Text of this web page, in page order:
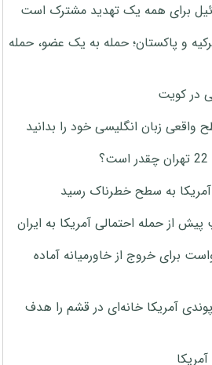
برای همه یک تهدید مشترک است
و پاکستان؛ حمله به یک عضو، حمله
در کویت
زبان انگلیسی خود را بدانید
به سطح خطرناک رسید
از حمله احتمالی آمریکا به ایران
برای خروج از خاورمیانه آماده
نیویورک‌تایمز: بمب ۲۰۰۰ پوندی آمریکا خانه‌ای در قشم را هدف